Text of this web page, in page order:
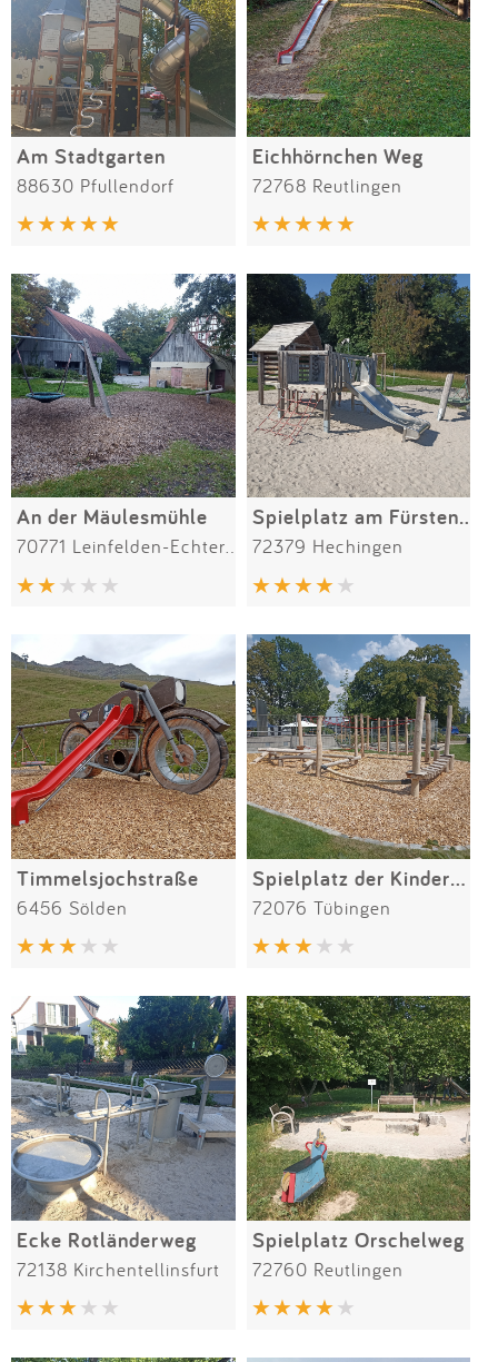
Am Stadtgarten
88630 Pfullendorf
Eichhörnchen Weg
72768 Reutlingen
An der Mäulesmühle
70771 Leinfelden-Echterdingen
Spielplatz am Fürstengarten
72379 Hechingen
Timmelsjochstraße
6456 Sölden
Spielplatz der Kinderklinik
72076 Tübingen
Ecke Rotländerweg
72138 Kirchentellinsfurt
Spielplatz Orschelweg
72760 Reutlingen